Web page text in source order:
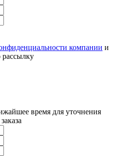
компании и
рассылку
время для уточнения